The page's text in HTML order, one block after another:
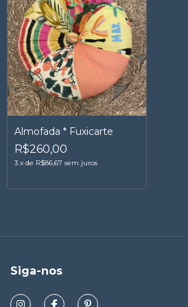
Almofada * Fuxicarte
R$260,00
3 x de R$86,67 sem juros
Siga-nos